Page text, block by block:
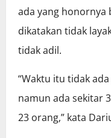
ada yang honornya
dikatakan tidak
tidak adil.
“Waktu itu tidak
namun ada sekitar
23 orang,” kata